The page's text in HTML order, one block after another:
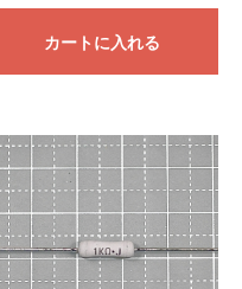
カートに入れる